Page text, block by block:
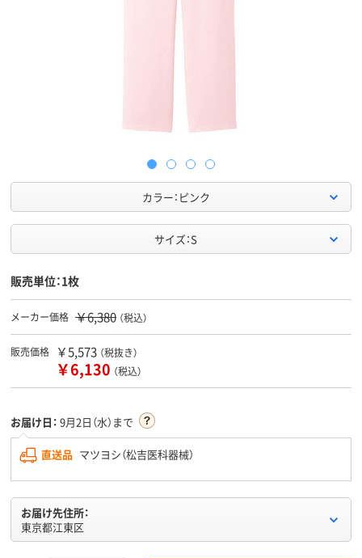
カラー：ピンク
サイズ：S
販売単位：1枚
メーカー価格 ￥6,380 （税込）
販売価格 ￥5,573 （税抜き）
￥6,130 （税込）
お届け日： 9月2日（水）まで
直送品 マツヨシ（松吉医科器械）
お届け先住所：
東京都江東区